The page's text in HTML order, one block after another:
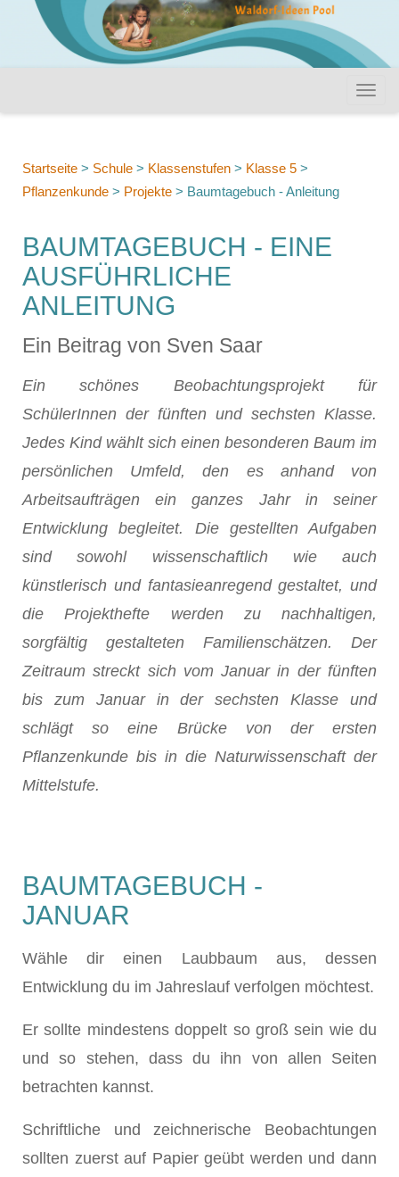
Startseite > Schule > Klassenstufen > Klasse 5 >
Pflanzenkunde > Projekte > Baumtagebuch - Anleitung
BAUMTAGEBUCH - EINE
AUSFÜHRLICHE
ANLEITUNG
Ein Beitrag von Sven Saar
Ein schönes Beobachtungsprojekt für
SchülerInnen der fünften und sechsten Klasse.
Jedes Kind wählt sich einen besonderen Baum im
persönlichen Umfeld, den es anhand von
Arbeitsaufträgen ein ganzes Jahr in seiner
Entwicklung begleitet. Die gestellten Aufgaben
sind sowohl wissenschaftlich wie auch
künstlerisch und fantasieanregend gestaltet, und
die Projekthefte werden zu nachhaltigen,
sorgfältig gestalteten Familienschätzen. Der
Zeitraum streckt sich vom Januar in der fünften
bis zum Januar in der sechsten Klasse und
schlägt so eine Brücke von der ersten
Pflanzenkunde bis in die Naturwissenschaft der
Mittelstufe.
BAUMTAGEBUCH -
JANUAR
Wähle dir einen Laubbaum aus, dessen
Entwicklung du im Jahreslauf verfolgen möchtest.
Er sollte mindestens doppelt so groß sein wie du
und so stehen, dass du ihn von allen Seiten
betrachten kannst.
Schriftliche und zeichnerische Beobachtungen
sollten zuerst auf Papier geübt werden und dann